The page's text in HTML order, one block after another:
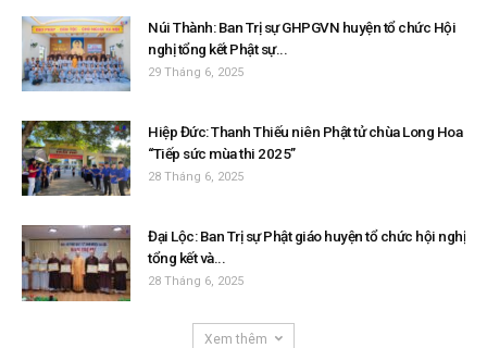
Núi Thành: Ban Trị sự GHPGVN huyện tổ chức Hội
nghị tổng kết Phật sự...
29 Tháng 6, 2025
Hiệp Đức: Thanh Thiếu niên Phật tử chùa Long Hoa
“Tiếp sức mùa thi 2025”
28 Tháng 6, 2025
Đại Lộc: Ban Trị sự Phật giáo huyện tổ chức hội nghị
tổng kết và...
28 Tháng 6, 2025
Xem thêm